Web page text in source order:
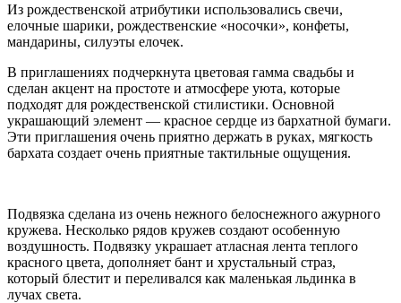
Из рождественской атрибутики использовались свечи,
елочные шарики, рождественские «носочки», конфеты,
мандарины, силуэты елочек.
В приглашениях подчеркнута цветовая гамма свадьбы и
сделан акцент на простоте и атмосфере уюта, которые
подходят для рождественской стилистики. Основной
украшающий элемент — красное сердце из бархатной бумаги.
Эти приглашения очень приятно держать в руках, мягкость
бархата создает очень приятные тактильные ощущения.
Подвязка сделана из очень нежного белоснежного ажурного
кружева. Несколько рядов кружев создают особенную
воздушность. Подвязку украшает атласная лента теплого
красного цвета, дополняет бант и хрустальный страз,
который блестит и переливался как маленькая льдинка в
лучах света.